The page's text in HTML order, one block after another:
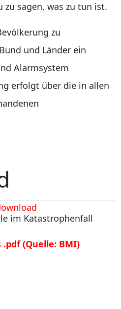
sagen, was zu tun ist.
zu
und Länder ein
Alarmsystem
erfolgt über die in allen
im Katastrophenfall
(Quelle: BMI)